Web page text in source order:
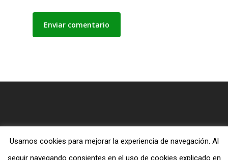
Usamos cookies para mejorar la experiencia de navegación. Al
seguir navegando consientes en el uso de cookies explicado en